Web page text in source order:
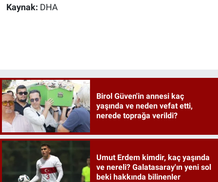
Kaynak: DHA
Birol Güven'in annesi kaç
yaşında ve neden vefat etti,
nerede toprağa verildi?
Umut Erdem kimdir, kaç yaşında
ve nereli? Galatasaray'ın yeni sol
beki hakkında bilinenler